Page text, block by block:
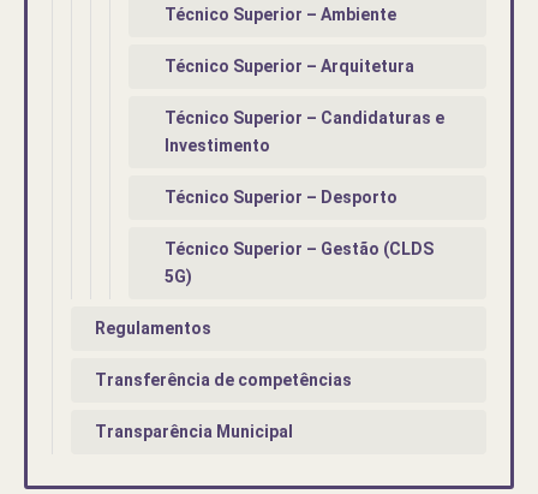
Técnico Superior – Ambiente
Técnico Superior – Arquitetura
Técnico Superior – Candidaturas e
Investimento
Técnico Superior – Desporto
Técnico Superior – Gestão (CLDS
5G)
Regulamentos
Transferência de competências
Transparência Municipal